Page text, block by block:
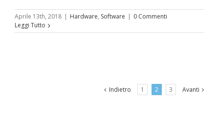
Aprile 13th, 2018 Hardware, Software
0 Commenti
Leggi Tutto
Indietro 1 2 3 Avanti